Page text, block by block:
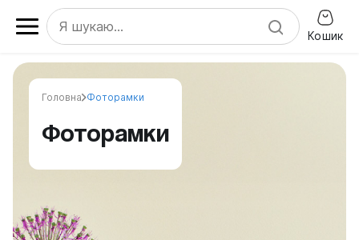
Кошик
Головна Фоторамки
Фоторамки